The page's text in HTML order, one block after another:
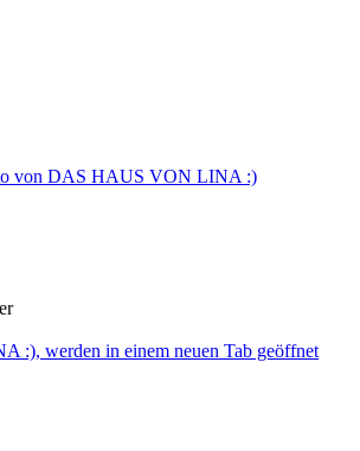
von DAS HAUS VON LINA :)
:), werden in einem neuen Tab geöffnet